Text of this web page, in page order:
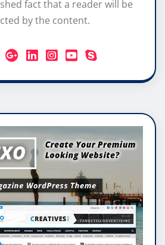
fact that a reader will be
by the content.